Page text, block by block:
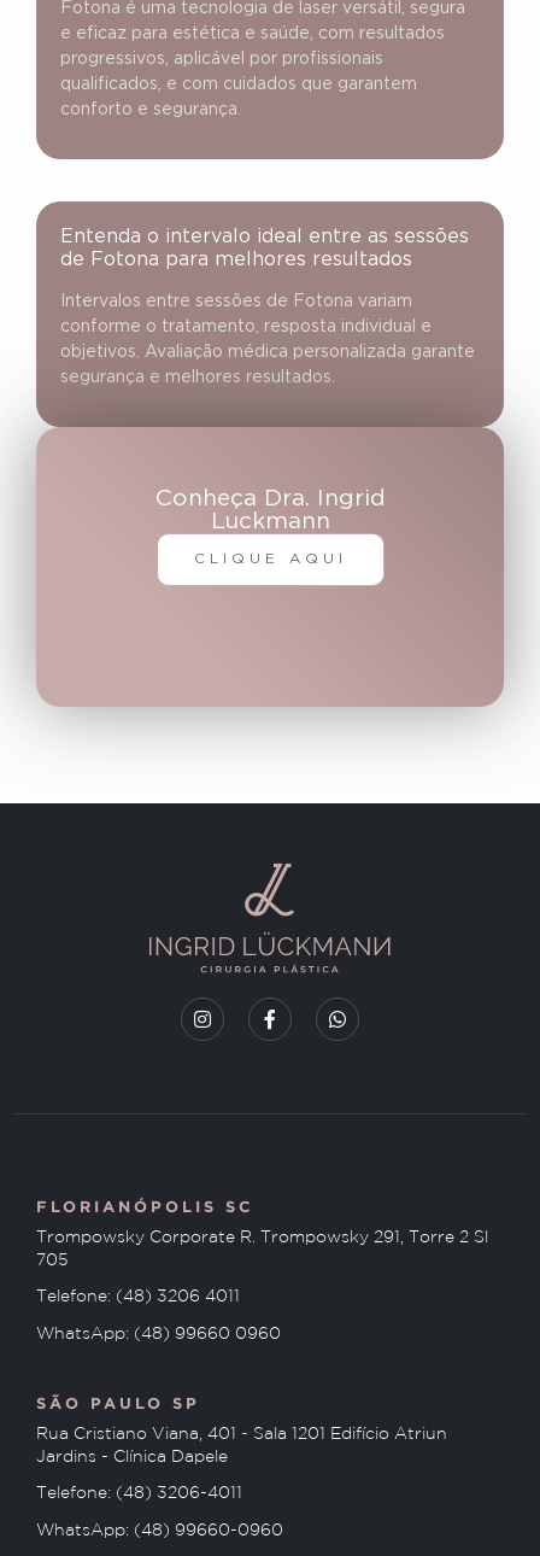
Fotona é uma tecnologia de laser versátil, segura
e eficaz para estética e saúde, com resultados
progressivos, aplicável por profissionais
qualificados, e com cuidados que garantem
conforto e segurança.
Entenda o intervalo ideal entre as sessões
de Fotona para melhores resultados
Intervalos entre sessões de Fotona variam
conforme o tratamento, resposta individual e
objetivos. Avaliação médica personalizada garante
segurança e melhores resultados.
Conheça Dra. Ingrid
Luckmann
CLIQUE AQUI
FLORIANÓPOLIS SC
Trompowsky Corporate R. Trompowsky 291, Torre 2 Sl
705
Telefone: (48) 3206 4011
WhatsApp: (48) 99660 0960
SÃO PAULO SP
Rua Cristiano Viana, 401 - Sala 1201 Edifício Atriun
Jardins - Clínica Dapele
Telefone: (48) 3206-4011
WhatsApp: (48) 99660-0960